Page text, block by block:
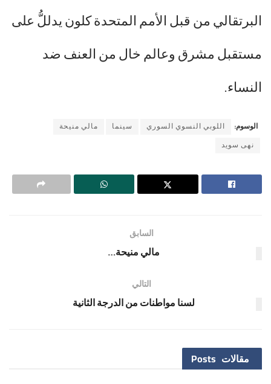
البرتقالي من قبل الأمم المتحدة كلون يدللُّ على
مستقبل مشرق وعالم خال من العنف ضد
النساء.
الوسوم: اللوبي النسوي السوري سينما
مالي منيحة
نهى سويد
السابق
مالي منيحة…
التالي
لسنا مواطنات من الدرجة الثانية
مقالات